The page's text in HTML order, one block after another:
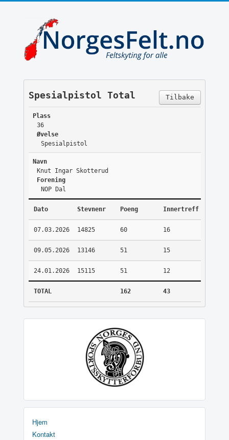
Tilbake
Spesialpistol Total
Plass
36
Øvelse
Spesialpistol
Navn
Knut Ingar Skotterud
Forening
NOP Dal
Dato Stevnenr Poeng Innertreff
07.03.2026 14825 60 16
09.05.2026 13146 51 15
24.01.2026 15115 51 12
TOTAL 162 43
Hjem
Kontakt